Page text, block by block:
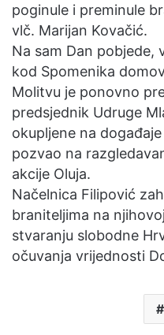
poginule i preminule
vlč. Marijan Kovačić.
Na sam Dan pobjede,
kod Spomenika
Molitvu je ponovno
predsjednik Udruge
okupljene na
pozvao na
akcije Oluja.
Načelnica Filipović
braniteljima na
stvaranju slobodne
očuvanja vrijednosti